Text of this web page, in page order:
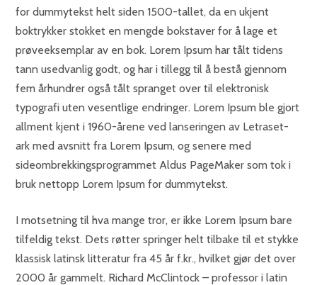
for dummytekst helt siden 1500-tallet, da en ukjent
boktrykker stokket en mengde bokstaver for å lage et
prøveeksemplar av en bok. Lorem Ipsum har tålt tidens
tann usedvanlig godt, og har i tillegg til å bestå gjennom
fem århundrer også tålt spranget over til elektronisk
typografi uten vesentlige endringer. Lorem Ipsum ble gjort
allment kjent i 1960-årene ved lanseringen av Letraset-
ark med avsnitt fra Lorem Ipsum, og senere med
sideombrekkingsprogrammet Aldus PageMaker som tok i
bruk nettopp Lorem Ipsum for dummytekst.
I motsetning til hva mange tror, er ikke Lorem Ipsum bare
tilfeldig tekst. Dets røtter springer helt tilbake til et stykke
klassisk latinsk litteratur fra 45 år f.kr., hvilket gjør det over
2000 år gammelt. Richard McClintock – professor i latin